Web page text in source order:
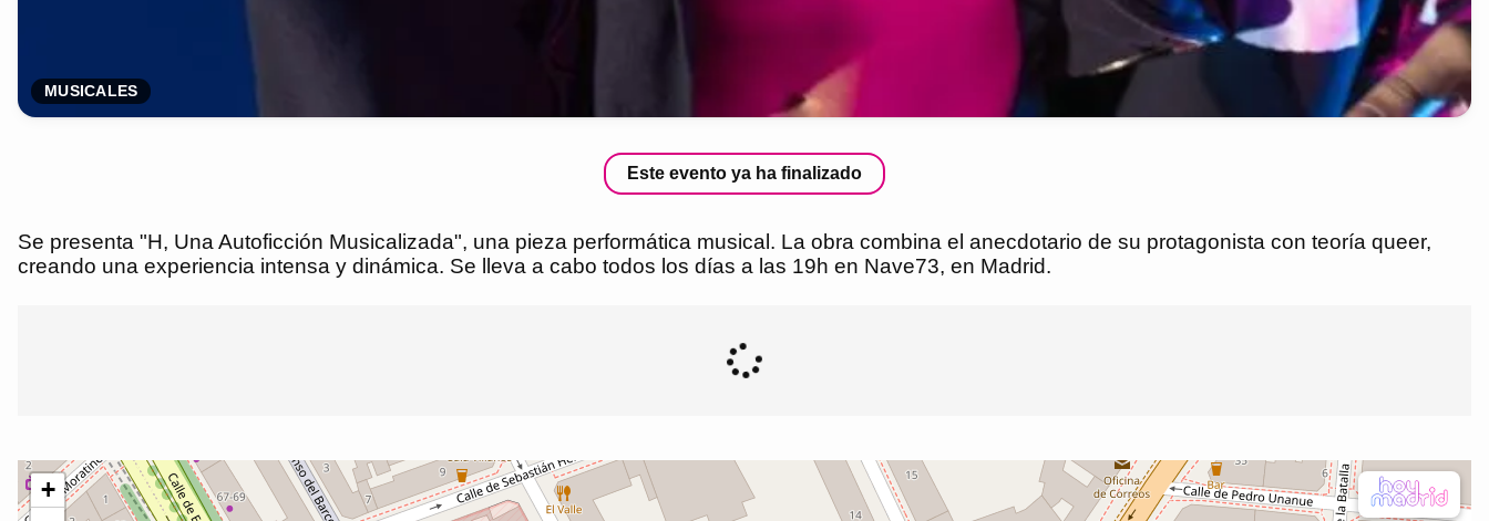
MUSICALES
Este evento ya ha finalizado
Se presenta "H, Una Autoficción Musicalizada", una pieza performática musical. La obra combina el anecdotario de su protagonista con teoría queer,
creando una experiencia intensa y dinámica. Se lleva a cabo todos los días a las 19h en Nave73, en Madrid.